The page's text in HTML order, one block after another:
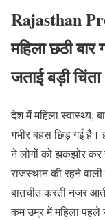
Rajasthan
महिला छठी
जताई बड़ी चिंता
देश में महिला स्वास्थ्य,
गंभीर बहस छिड़ गई है।
ने लोगों को झकझोर कर
राजस्थान की रहने
बातचीत करती नजर
कम उम्र में महिला पहले